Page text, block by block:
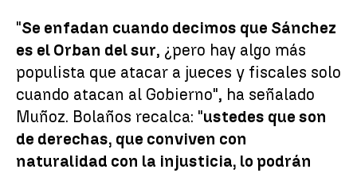
"Se enfadan cuando decimos que Sánchez
es el Orban del sur, ¿pero hay algo más
populista que atacar a jueces y fiscales solo
cuando atacan al Gobierno", ha señalado
Muñoz. Bolaños recalca: "ustedes que son
de derechas, que conviven con
naturalidad con la injusticia, lo podrán